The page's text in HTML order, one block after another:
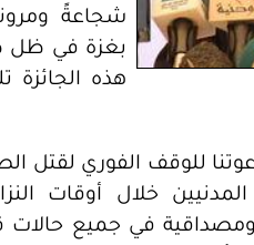
شجاعةً
بغزة في ظل
هذه الجائزة
للوقف الفوري لقتل
خلال أوقات
ومصداقية في جميع